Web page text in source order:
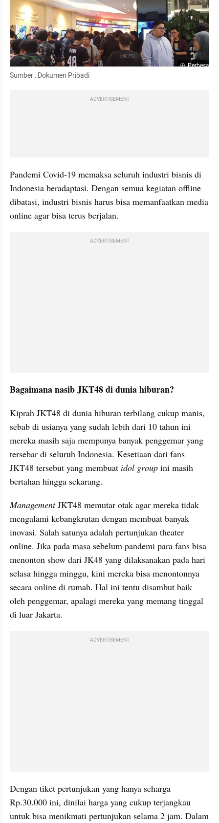
Perbesar
Sumber : Dokumen Pribadi
ADVERTISEMENT
Pandemi Covid-19 memaksa seluruh industri bisnis di
Indonesia beradaptasi. Dengan semua kegiatan offline
dibatasi, industri bisnis harus bisa memanfaatkan media
online agar bisa terus berjalan.
ADVERTISEMENT
Bagaimana nasib JKT48 di dunia hiburan?
Kiprah JKT48 di dunia hiburan terbilang cukup manis,
sebab di usianya yang sudah lebih dari 10 tahun ini
mereka masih saja mempunya banyak penggemar yang
tersebar di seluruh Indonesia. Kesetiaan dari fans
JKT48 tersebut yang membuat idol group ini masih
bertahan hingga sekarang.
Management JKT48 memutar otak agar mereka tidak
mengalami kebangkrutan dengan membuat banyak
inovasi. Salah satunya adalah pertunjukan theater
online. Jika pada masa sebelum pandemi para fans bisa
menonton show dari JK48 yang dilaksanakan pada hari
selasa hingga minggu, kini mereka bisa menontonnya
secara online di rumah. Hal ini tentu disambut baik
oleh penggemar, apalagi mereka yang memang tinggal
di luar Jakarta.
ADVERTISEMENT
Dengan tiket pertunjukan yang hanya seharga
Rp.30.000 ini, dinilai harga yang cukup terjangkau
untuk bisa menikmati pertunjukan selama 2 jam. Dalam